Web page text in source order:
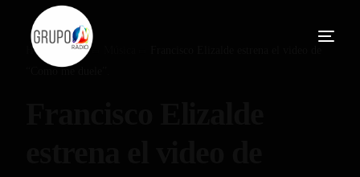
Home Blog
“Como me duele”.